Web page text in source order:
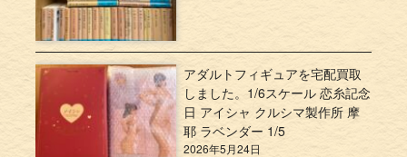
アダルトフィギュアを宅配買取
しました。1/6スケール 恋糸記念
日 アイシャ クルシマ製作所 摩
耶 ラベンダー 1/5
2026年5月24日